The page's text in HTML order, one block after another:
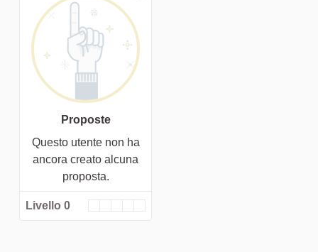
Proposte
Questo utente non ha
ancora creato alcuna
proposta.
Livello 0